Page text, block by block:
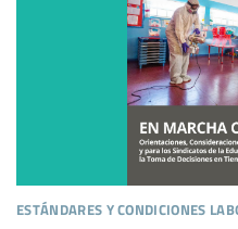
estándares y condiciones